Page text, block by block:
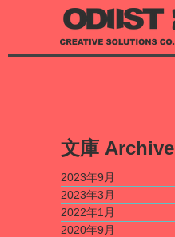
​文庫 Archive
2023年9月
2023年3月
2022年1月
2020年9月